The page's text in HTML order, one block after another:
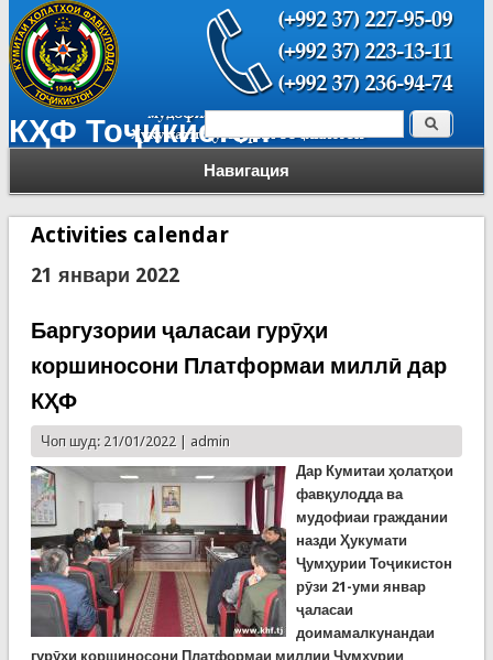
КҲФ Тоҷикистон
Навигация
Форма поиска Поиск
Activities calendar
21 январи 2022
Баргузории ҷаласаи гурӯҳи
коршиносони Платформаи миллӣ дар
КҲФ
Чоп шуд: 21/01/2022 | admin
Дар Кумитаи ҳолатҳои
фавқулодда ва
мудофиаи граждании
назди Ҳукумати
Ҷумҳурии Тоҷикистон
рӯзи 21-уми январ
ҷаласаи
доимамалкунандаи
гурӯҳи коршиносони Платформаи миллии Ҷумҳурии